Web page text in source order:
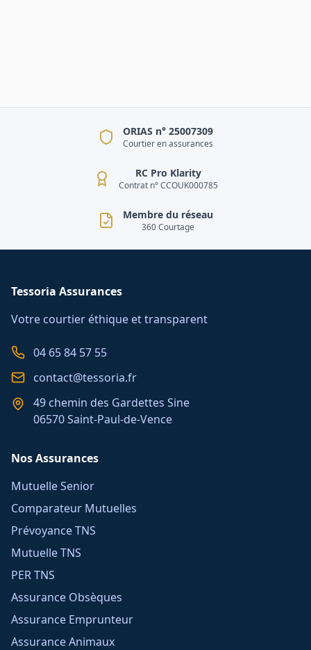
ORIAS n° 25007309
Courtier en assurances
RC Pro Klarity
Contrat n° CCOUK000785
Membre du réseau
360 Courtage
Tessoria Assurances
Votre courtier éthique et transparent
04 65 84 57 55
contact@tessoria.fr
49 chemin des Gardettes Sine
06570 Saint-Paul-de-Vence
Nos Assurances
Mutuelle Senior
Comparateur Mutuelles
Prévoyance TNS
Mutuelle TNS
PER TNS
Assurance Obsèques
Assurance Emprunteur
Assurance Animaux